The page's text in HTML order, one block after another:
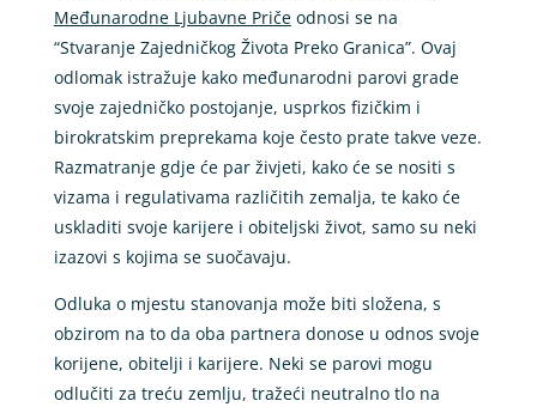
Međunarodne Ljubavne Pričeodnosi se na
“Stvaranje Zajedničkog Života Preko Granica”. Ovaj
odlomak istražuje kako međunarodni parovi grade
svoje zajedničko postojanje, usprkos fizičkim i
birokratskim preprekama koje često prate takve veze.
Razmatranje gdje će par živjeti, kako će se nositi s
vizama i regulativama različitih zemalja, te kako će
uskladiti svoje karijere i obiteljski život, samo su neki
izazovi s kojima se suočavaju.
Odluka o mjestu stanovanja može biti složena, s
obzirom na to da oba partnera donose u odnos svoje
korijene, obitelji i karijere. Neki se parovi mogu
odlučiti za treću zemlju, tražeći neutralno tlo na